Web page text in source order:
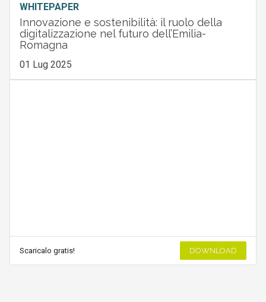
WHITEPAPER
Innovazione e sostenibilità: il ruolo della
digitalizzazione nel futuro dell’Emilia-
Romagna
01 Lug 2025
Scaricalo gratis! DOWNLOAD